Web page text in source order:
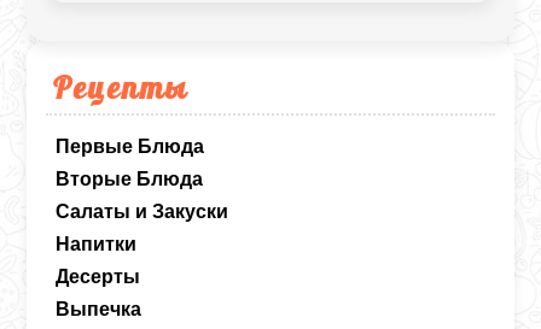
Рецепты
Первые Блюда
Вторые Блюда
Салаты и Закуски
Напитки
Десерты
Выпечка